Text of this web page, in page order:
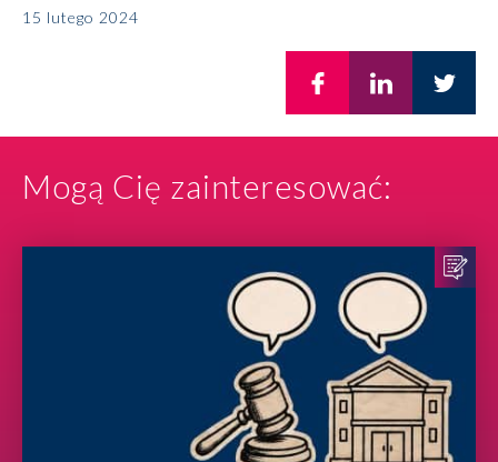
15 lutego 2024
Mogą Cię zainteresować: